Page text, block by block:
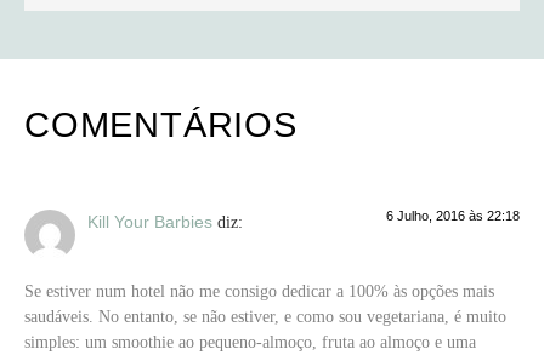
COMENTÁRIOS
Kill Your Barbies diz: 6 Julho, 2016 às 22:18
Se estiver num hotel não me consigo dedicar a 100% às opções mais
saudáveis. No entanto, se não estiver, e como sou vegetariana, é muito
simples: um smoothie ao pequeno-almoço, fruta ao almoço e uma